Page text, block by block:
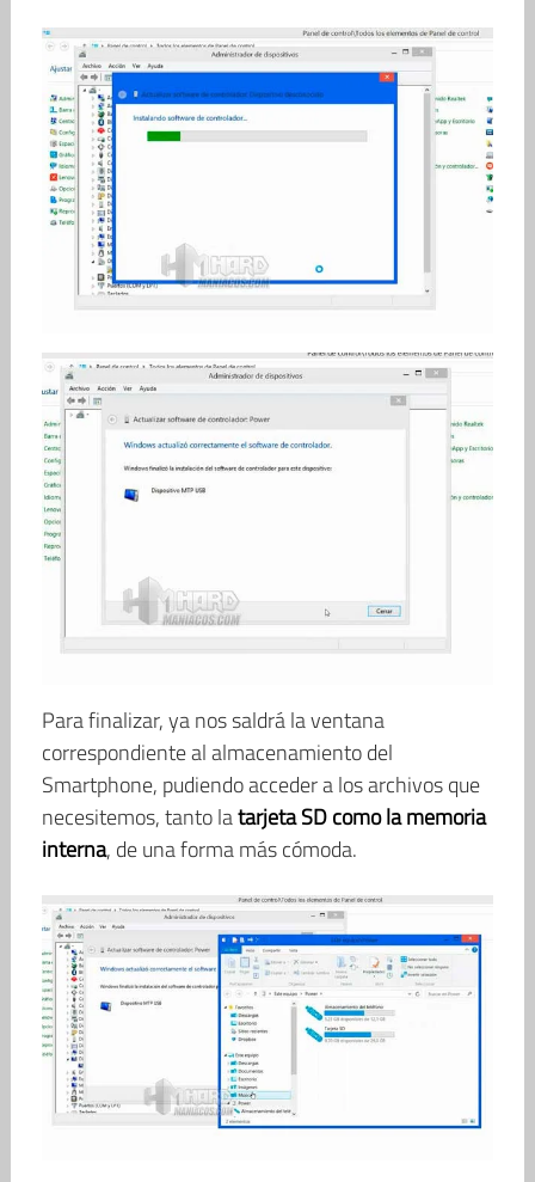
Para finalizar, ya nos saldrá la ventana
correspondiente al almacenamiento del
Smartphone, pudiendo acceder a los archivos que
necesitemos, tanto latarjeta SD como la memoria
interna, de una forma más cómoda.